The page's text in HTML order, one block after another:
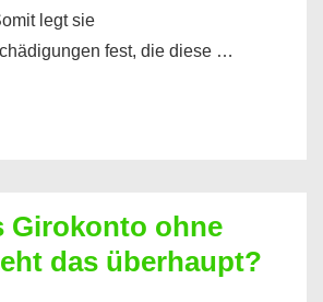
legt sie
fest, die diese …
Girokonto ohne
das überhaupt?